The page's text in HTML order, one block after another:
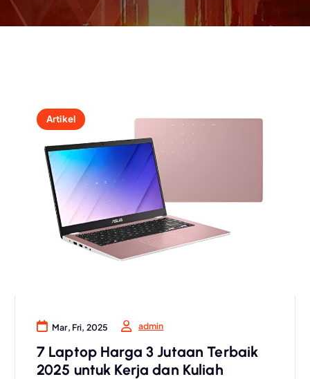
Artikel
Mar, Fri, 2025 admin
7 Laptop Harga 3 Jutaan Terbaik
2025 untuk Kerja dan Kuliah